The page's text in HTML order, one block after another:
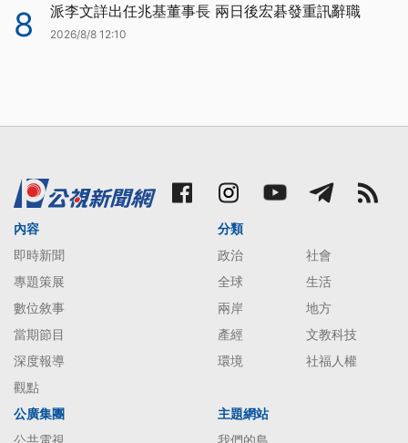
8 派李文詳出任兆基董事長 兩日後宏碁發重訊辭職
2026/8/8 12:10
內容
即時新聞
專題策展
數位敘事
當期節目
深度報導
觀點
分類
政治
社會
全球
生活
兩岸
地方
產經
文教科技
環境
社福人權
公廣集團
公共電視
主題網站
我們的島